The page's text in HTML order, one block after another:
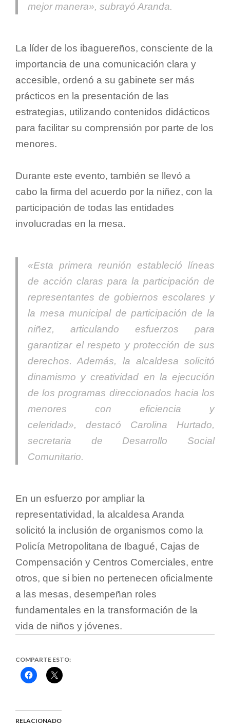
mejor manera», subrayó Aranda.
La líder de los ibaguereños, consciente de la
importancia de una comunicación clara y
accesible, ordenó a su gabinete ser más
prácticos en la presentación de las
estrategias, utilizando contenidos didácticos
para facilitar su comprensión por parte de los
menores.
Durante este evento, también se llevó a
cabo la firma del acuerdo por la niñez, con la
participación de todas las entidades
involucradas en la mesa.
«Esta primera reunión estableció líneas
de acción claras para la participación de
representantes de gobiernos escolares y
la mesa municipal de participación de la
niñez, articulando esfuerzos para
garantizar el respeto y protección de sus
derechos. Además, la alcaldesa solicitó
dinamismo y creatividad en la ejecución
de los programas direccionados hacia los
menores con eficiencia y
celeridad», destacó Carolina Hurtado,
secretaria de Desarrollo Social
Comunitario.
En un esfuerzo por ampliar la
representatividad, la alcaldesa Aranda
solicitó la inclusión de organismos como la
Policía Metropolitana de Ibagué, Cajas de
Compensación y Centros Comerciales, entre
otros, que si bien no pertenecen oficialmente
a las mesas, desempeñan roles
fundamentales en la transformación de la
vida de niños y jóvenes.
COMPARTE ESTO:
Haz
clic
abre
Haz
clic
abre
RELACIONADO